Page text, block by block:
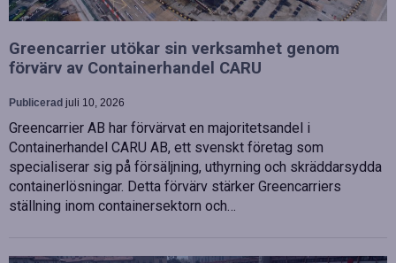
Greencarrier utökar sin verksamhet genom
förvärv av Containerhandel CARU
Publicerad juli 10, 2026
Greencarrier AB har förvärvat en majoritetsandel i
Containerhandel CARU AB, ett svenskt företag som
specialiserar sig på försäljning, uthyrning och skräddarsydda
containerlösningar. Detta förvärv stärker Greencarriers
ställning inom containersektorn och…